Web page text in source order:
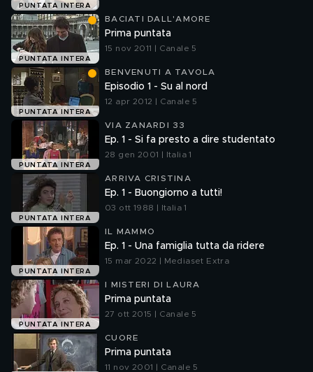
PUNTATA INTERA
PUNTATA INTERA
BACIATI DALL'AMORE
Prima puntata
15 nov 2011 | Canale 5
PUNTATA INTERA
BENVENUTI A TAVOLA
Episodio 1 - Su al nord
12 apr 2012 | Canale 5
PUNTATA INTERA
VIA ZANARDI 33
Ep. 1 - Si fa presto a dire studentato
28 gen 2001 | Italia 1
PUNTATA INTERA
ARRIVA CRISTINA
Ep. 1 - Buongiorno a tutti!
03 ott 1988 | Italia 1
PUNTATA INTERA
IL MAMMO
Ep. 1 - Una famiglia tutta da ridere
15 mar 2022 | Mediaset Extra
PUNTATA INTERA
I MISTERI DI LAURA
Prima puntata
27 ott 2015 | Canale 5
CUORE
Prima puntata
11 nov 2001 | Canale 5